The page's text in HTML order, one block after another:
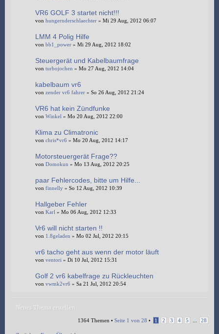
VR6 GOLF 3 startet nicht!!!
von hungernderschlaechter » Mi 29 Aug, 2012 06:07
LMM 4 Polig Hilfe
von bb1_power » Mi 29 Aug, 2012 18:02
Steuergerät und Kabelbaumfrage
von turbojochen » Mo 27 Aug, 2012 14:04
kabelbaum vr6
von zender vr6 fahrer » So 26 Aug, 2012 21:24
VR6 hat kein Zündfunke
von Winkel » Mo 20 Aug, 2012 22:00
Klima zu Climatronic
von chris*vr6 » Mo 20 Aug, 2012 14:17
Motorsteuergerät Frage??
von Domokun » Mo 13 Aug, 2012 20:25
paar Fehlercodes, bitte um Hilfe...
von finnelly » So 12 Aug, 2012 10:39
Hallgeber Fehler
von Karl » Mo 06 Aug, 2012 12:33
Vr6 will nicht starten !!
von 1.8geladen » Mo 02 Jul, 2012 20:15
vr6 tacho geht aus wenn der motor läuft
von ventori » Di 10 Jul, 2012 15:31
Golf 2 vr6 kabelfrage zu Rückleuchten
von vwmk2vr6 » Sa 21 Jul, 2012 20:54
Neues Thema erstellen
1364 Themen • Seite 1 von 28 • 1 2 3 4 5 28